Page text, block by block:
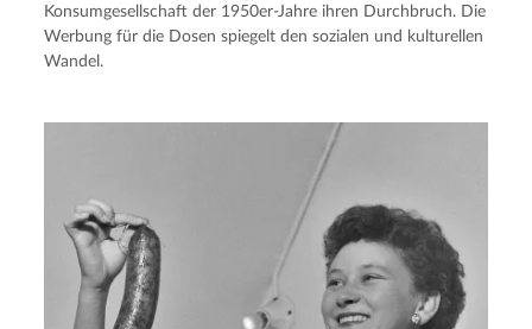
Konsumgesellschaft der 1950er-Jahre ihren Durchbruch. Die
Werbung für die Dosen spiegelt den sozialen und kulturellen
Wandel.